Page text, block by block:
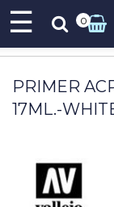
☰ 0
PRIMER
17ML.-